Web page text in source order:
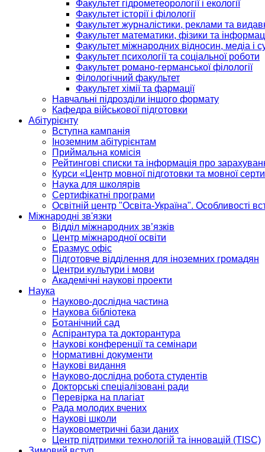
Факультет гідрометеорології і екології
Факультет історії і філології
Факультет журналістики, реклами та
Факультет математики, фізики та
Факультет міжнародних відносин, медіа і
Факультет психології та соціальної роботи
Факультет романо-германської філології
Філологічний факультет
Факультет хімії та фармації
Навчальні підрозділи іншого формату
Кафедра військової підготовки
Абітурієнту
Вступна кампанія
Іноземним абітурієнтам
Приймальна комісія
Рейтингові списки та інформація про
Курси «Центр мовної підготовки та мовної
Наука для школярів
Сертифікатні програми
Освітній центр "Освіта-Україна". Особливості
Міжнародні зв'язки
Відділ міжнародних зв’язків
Центр міжнародної освіти
Еразмус офіс
Підготовче відділення для іноземних громадян
Центри культури і мови
Академічні наукові проекти
Наука
Науково-дослідна частина
Наукова бібліотека
Ботанічний сад
Аспірантура та докторантура
Наукові конференції та семінари
Нормативні документи
Наукові видання
Науково-дослідна робота студентів
Докторські спеціалізовані ради
Перевірка на плагіат
Рада молодих вчених
Наукові школи
Науковометричні бази даних
Центр підтримки технологій та інновацій (TISC)